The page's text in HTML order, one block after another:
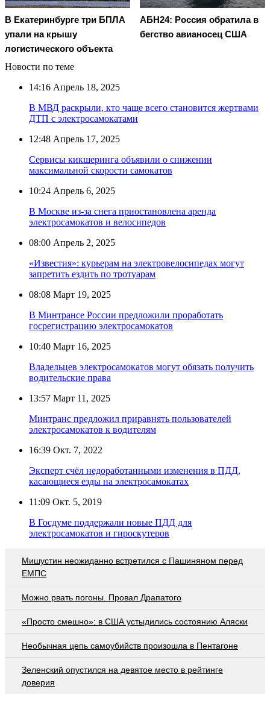
В Екатеринбурге три БПЛА
упали на крышу
логистического объекта
АБН24: Россия обратила в
бегство авианосец США
Новости по теме
14:16 Апрель 18, 2025
В МВД раскрыли, кто чаще всего становится жертвами
ДТП с электросамокатами
12:48 Апрель 17, 2025
Сервисы кикшеринга объявили о снижении
максимальной скорости самокатов
10:24 Апрель 6, 2025
В Москве из-за снега приостановлена аренда
электросамокатов и велосипедов
08:00 Апрель 2, 2025
«Известия»: курьерам на электровелосипедах могут
запретить ездить по тротуарам
08:08 Март 19, 2025
В Минтрансе России предложили проработать
госрегистрацию электросамокатов
10:40 Март 16, 2025
Владельцев электросамокатов могут обязать получить
водительские права
13:57 Март 11, 2025
Минтранс предложил приравнять пользователей
электросамокатов к водителям
16:39 Окт. 7, 2022
Эксперт счёл недоработанными изменения в ПДД,
касающиеся езды на электросамокатах
11:09 Окт. 5, 2019
В Госдуме поддержали новые ПДД для
электросамокатов и гироскутеров
Мишустин неожиданно встретился с Пашиняном перед
ЕМПС
Можно рвать погоны. Провал Драпатого
«Просто смешно»: в США устыдились состоянию Аляски
Необычная цепь самоубийств произошла в Пентагоне
Зеленский опустился на девятое место в рейтинге
доверия